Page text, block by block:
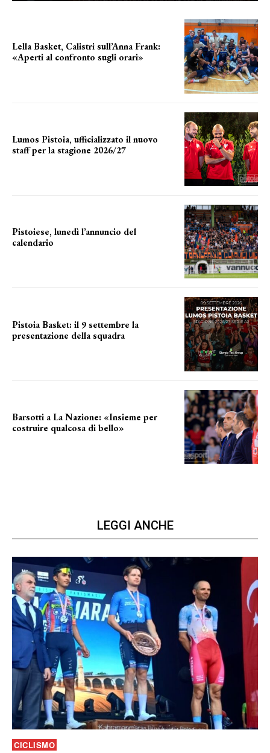
Lella Basket, Calistri sull’Anna Frank:
«Aperti al confronto sugli orari»
Lumos Pistoia, ufficializzato il nuovo
staff per la stagione 2026/27
Pistoiese, lunedì l’annuncio del
calendario
Pistoia Basket: il 9 settembre la
presentazione della squadra
Barsotti a La Nazione: «Insieme per
costruire qualcosa di bello»
LEGGI ANCHE
CICLISMO